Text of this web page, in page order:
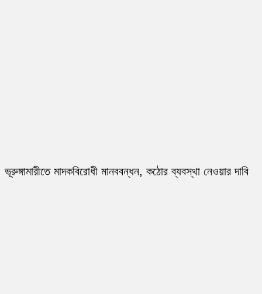
ভূরুঙ্গামারীতে মাদকবিরোধী মানববন্ধন, কঠোর ব্যবস্থা নেওয়ার দাবি